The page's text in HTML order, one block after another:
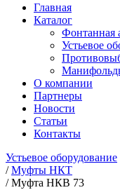
Главная
Каталог
Фонтанная
Устьевое
О компании
Партнеры
Новости
Статьи
Контакты
Устьевое оборудование
/Муфты НКТ
/Муфта НКВ 73